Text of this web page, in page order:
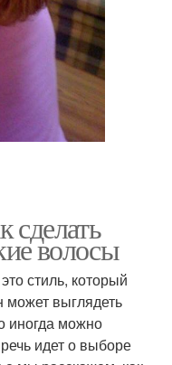
сделать
волосы
стиль, который
может выглядеть
иногда можно
идет о выборе